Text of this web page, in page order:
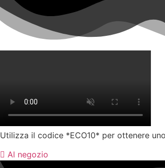
Utilizza il codice *ECO10* per ottenere
Al negozio